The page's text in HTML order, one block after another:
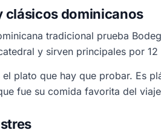
clásicos dominicanos
tradicional prueba
y sirven principales por 12
plato que hay que probar. Es
fue su comida favorita del